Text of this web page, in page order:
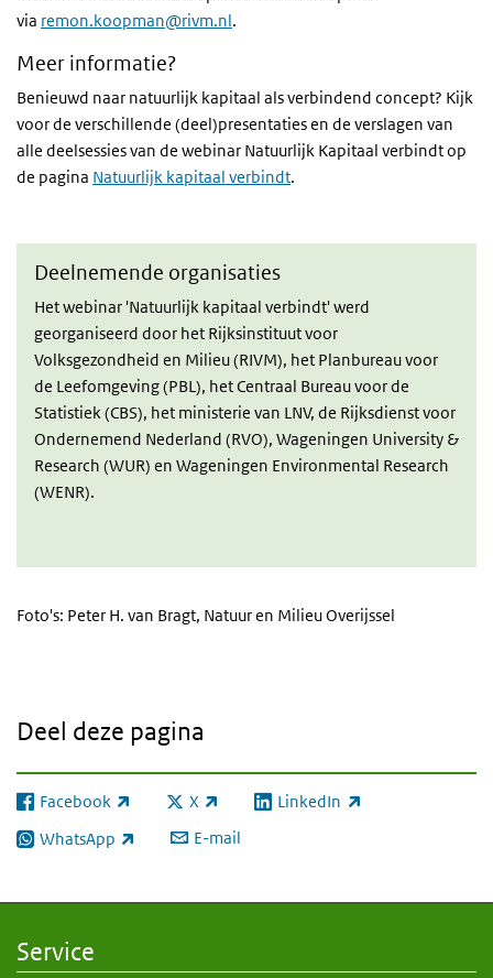
via remon.koopman@rivm.nl.
Meer informatie?
Benieuwd naar natuurlijk kapitaal als verbindend concept? Kijk
voor de verschillende (deel)presentaties en de verslagen van
alle deelsessies van de webinar Natuurlijk Kapitaal verbindt op
de pagina Natuurlijk kapitaal verbindt.
Deelnemende organisaties
Het webinar 'Natuurlijk kapitaal verbindt' werd
georganiseerd door het Rijksinstituut voor
Volksgezondheid en Milieu (RIVM), het Planbureau voor
de Leefomgeving (PBL), het Centraal Bureau voor de
Statistiek (CBS), het ministerie van LNV, de Rijksdienst voor
Ondernemend Nederland (RVO), Wageningen University &
Research (WUR) en Wageningen Environmental Research
(WENR).
Foto's: Peter H. van Bragt, Natuur en Milieu Overijssel
Deel deze pagina
Facebook
(externe link) X
(externe link) LinkedIn
(externe link)
WhatsApp
(externe link) E-mail
Service